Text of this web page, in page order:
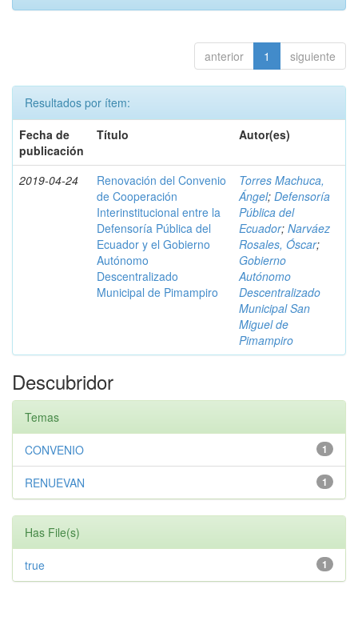
anterior 1 siguiente
Resultados por ítem:
Fecha de
publicación
Título Autor(es)
2019-04-24
Renovación del Convenio
de Cooperación
Interinstitucional entre la
Defensoría Pública del
Ecuador y el Gobierno
Autónomo
Descentralizado
Municipal de Pimampiro
Torres Machuca,
Ángel; Defensoría
Pública del
Ecuador; Narváez
Rosales, Óscar;
Gobierno
Autónomo
Descentralizado
Municipal San
Miguel de
Pimampiro
Descubridor
Temas
1
CONVENIO
1
RENUEVAN
Has File(s)
1
true